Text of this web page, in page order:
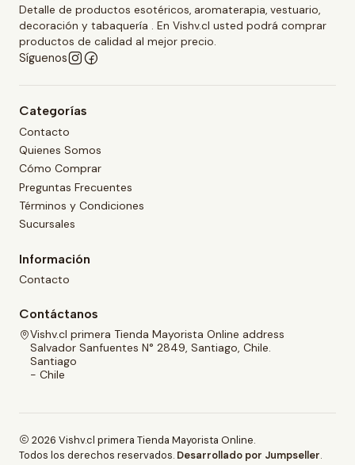
Detalle de productos esotéricos, aromaterapia, vestuario,
decoración y tabaquería . En Vishv.cl usted podrá comprar
productos de calidad al mejor precio.
Síguenos
Categorías
Contacto
Quienes Somos
Cómo Comprar
Preguntas Frecuentes
Términos y Condiciones
Sucursales
Información
Contacto
Contáctanos
Vishv.cl primera Tienda Mayorista Online address
Salvador Sanfuentes N° 2849, Santiago, Chile.
Santiago
- Chile
2026 Vishv.cl primera Tienda Mayorista Online.
Todos los derechos reservados. Desarrollado por Jumpseller.